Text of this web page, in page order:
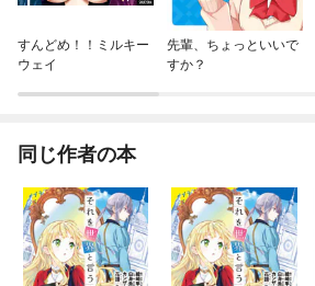
すんどめ！！ミルキー
ウェイ
先輩、ちょっといいで
すか？
同じ作者の本